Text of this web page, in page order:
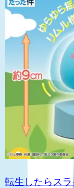
転生したらス